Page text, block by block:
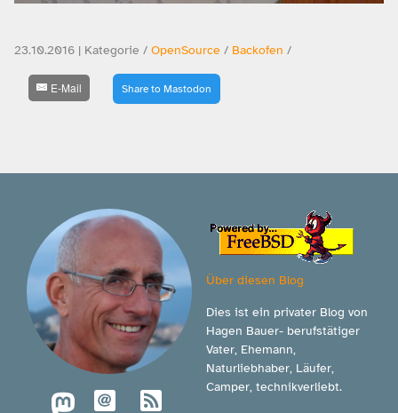
23.10.2016 | Kategorie / OpenSource / Backofen /
E-Mail Share to Mastodon
Über diesen Blog
Dies ist ein privater Blog von
Hagen Bauer- berufstätiger
Vater, Ehemann,
Naturliebhaber, Läufer,
Camper, technikverliebt.